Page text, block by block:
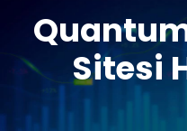
Sitesi